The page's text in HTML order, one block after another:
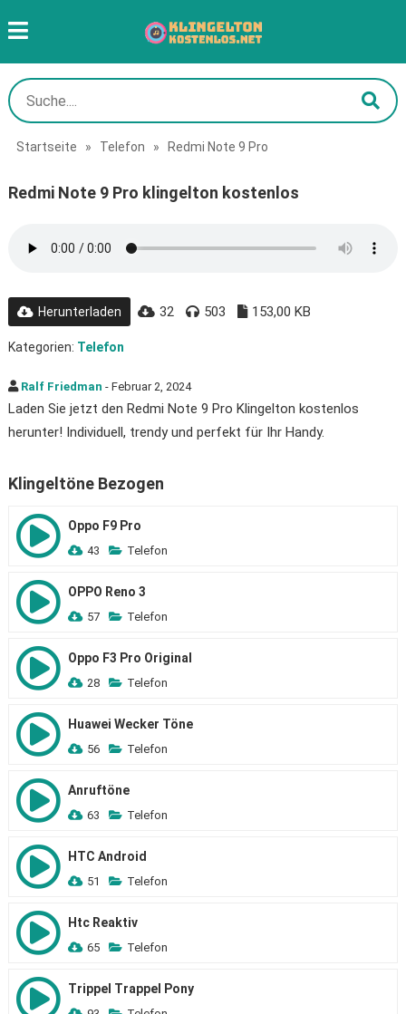
Startseite » Telefon » Redmi Note 9 Pro
Redmi Note 9 Pro klingelton kostenlos
Herunterladen 32 503 153,00 KB
Kategorien: Telefon
Ralf Friedman - Februar 2, 2024
Laden Sie jetzt den Redmi Note 9 Pro Klingelton kostenlos
herunter! Individuell, trendy und perfekt für Ihr Handy.
Klingeltöne Bezogen
Oppo F9 Pro
43 Telefon
OPPO Reno 3
57 Telefon
Oppo F3 Pro Original
28 Telefon
Huawei Wecker Töne
56 Telefon
Anruftöne
63 Telefon
HTC Android
51 Telefon
Htc Reaktiv
65 Telefon
Trippel Trappel Pony